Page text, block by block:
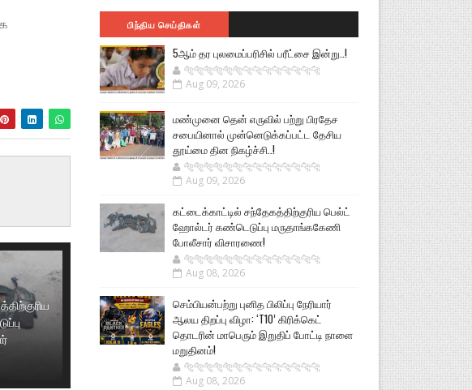
பிந்திய செய்திகள்
5ஆம் தர புலமைப்பரிசில் பரீட்சை இன்று..!
🐅🐅🐅🐅🐅🐅🐆🐆🐆🐆🐆🐆🐆🐆
Aug 09, 2026
மண்முனை தென் எருவில் பற்று பிரதேச
சபையினால் முன்னெடுக்கப்பட்ட தேசிய
தூய்மை தின நிகழ்ச்சி..!
🐅🐅🐅🐅🐅🐅🐆🐆🐆🐆🐆🐆🐆🐆
Aug 09, 2026
கட்டைக்காட்டில் சந்தேகத்திற்குரிய பெல்ட்
ஹோல்டர் கண்டெடுப்பு மருதாங்ககேணி
போலீசார் விசாரணை!
🐅🐅🐅🐅🐅🐅🐆🐆🐆🐆🐆🐆🐆🐆
Aug 08, 2026
செம்பியன்பற்று புனித பிலிப்பு நேரியார்
ஆலய திறப்பு விழா: ‘T10’ கிரிக்கெட்
தொடரின் மாபெரும் இறுதிப் போட்டி நாளை
மறுதினம்!
🐅🐅🐅🐅🐅🐅🐆🐆🐆🐆🐆🐆🐆🐆
Aug 08, 2026